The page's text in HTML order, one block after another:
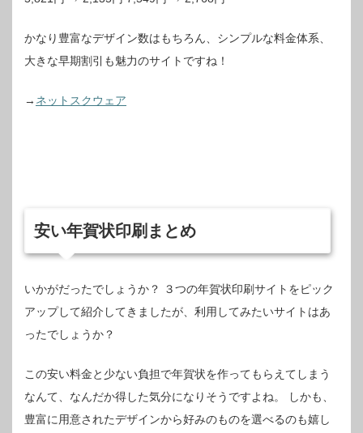
かなり豊富なデザイン数はもちろん、シンプルな料金体系、
大きな早期割引も魅力のサイトですね！
→ ネットスクウェア
安い年賀状印刷まとめ
いかがだったでしょうか？
３つの年賀状印刷サイトをピック
アップして紹介してきましたが、利用してみたいサイトはあ
ったでしょうか？
この安い料金と少ない負担で年賀状を作ってもらえてしまう
なんて、なんだか得した気分になりそうですよね。
しかも、
豊富に用意されたデザインから好みのものを選べるのも嬉し